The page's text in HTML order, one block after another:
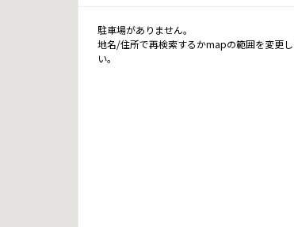
駐車場がありません。
地名/住所で再検索するかmapの範囲を変更
い。